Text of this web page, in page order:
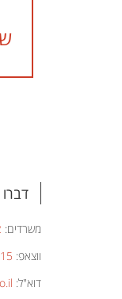
דברו
משרדים:
ווצאפ:
דוא"ל: